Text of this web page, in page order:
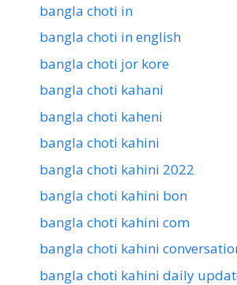
bangla choti in
bangla choti in english
bangla choti jor kore
bangla choti kahani
bangla choti kaheni
bangla choti kahini
bangla choti kahini 2022
bangla choti kahini bon
bangla choti kahini com
bangla choti kahini
bangla choti kahini daily